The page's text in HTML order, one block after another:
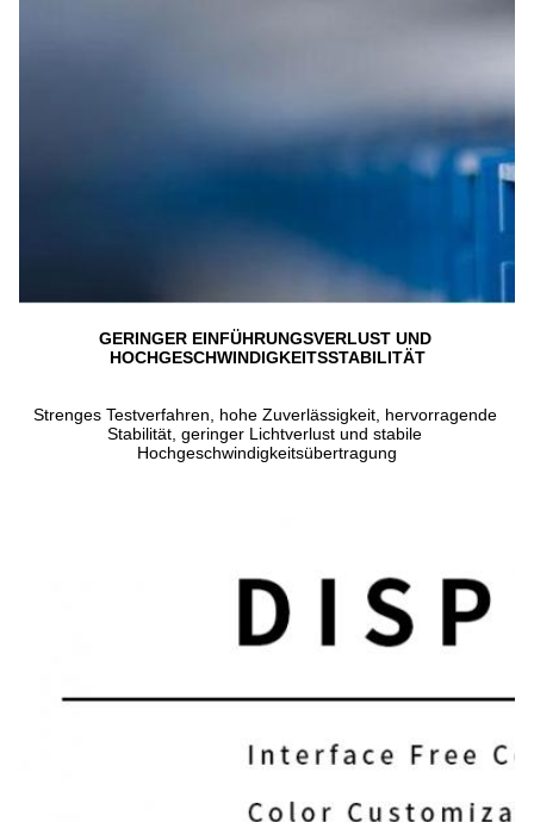
GERINGER EINFÜHRUNGSVERLUST UND
HOCHGESCHWINDIGKEITSSTABILITÄT
Strenges Testverfahren, hohe Zuverlässigkeit, hervorragende
Stabilität, geringer Lichtverlust und stabile
Hochgeschwindigkeitsübertragung